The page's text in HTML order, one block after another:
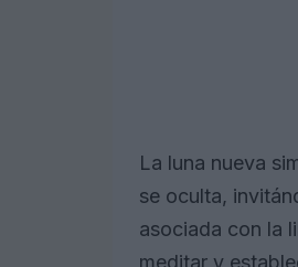
La luna nueva
se oculta,
asociada con la